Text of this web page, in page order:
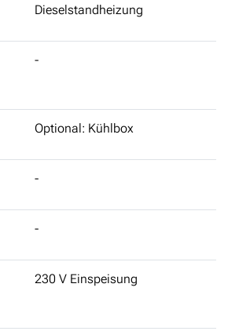
Dieselstandheizung
-
Optional: Kühlbox
-
-
230 V Einspeisung